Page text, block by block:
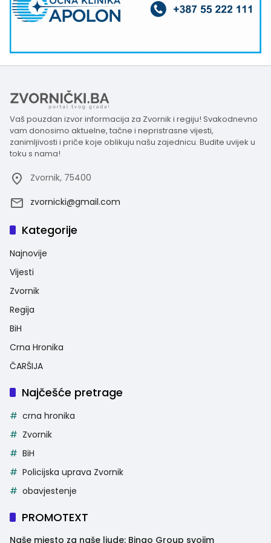
Vaš pouzdan izvor informacija za Zvornik i regiju! Svakodnevno
vam donosimo aktuelne, tačne i nepristrasne vijesti,
zanimljivosti i priče koje oblikuju našu zajednicu. Budite uvijek u
toku s nama!
Zvornik, 75400
zvornicki@gmail.com
Kategorije
Najnovije
Vijesti
Zvornik
Regija
BiH
Crna Hronika
ČARŠIJA
Najčešće pretrage
crna hronika
Zvornik
BiH
Policijska uprava Zvornik
obavjestenje
PROMOTEXT
Naše mjesto za naše ljude: Bingo Group svojim